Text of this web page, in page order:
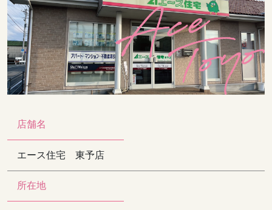
店舗名
エース住宅 東予店
所在地